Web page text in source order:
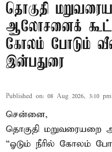
தொகுதி
ஆலோசனைக்
கோலம் போடும் வீண்
இன்பதுரை
Published on: 08 Aug 2026, 3:10 pm
சென்னை,
தொகுதி
“ஓடும் நீரில் கோலம்